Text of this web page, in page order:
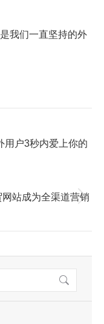
我们一直坚持的外
用户3秒内爱上你的
站成为全渠道营销